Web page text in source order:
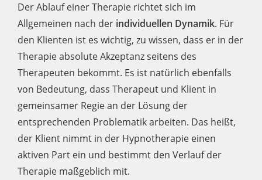
Der Ablauf einer Therapie richtet sich im
Allgemeinen nach der individuellen Dynamik. Für
den Klienten ist es wichtig, zu wissen, dass er in der
Therapie absolute Akzeptanz seitens des
Therapeuten bekommt. Es ist natürlich ebenfalls
von Bedeutung, dass Therapeut und Klient in
gemeinsamer Regie an der Lösung der
entsprechenden Problematik arbeiten. Das heißt,
der Klient nimmt in der Hypnotherapie einen
aktiven Part ein und bestimmt den Verlauf der
Therapie maßgeblich mit.